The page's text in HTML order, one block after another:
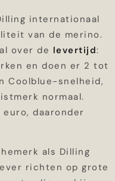
internationaal
van de merino.
over de levertijd:
en doen er 2 tot
Coolblue-snelheid,
normaal.
daaronder
als Dilling
richten op grote